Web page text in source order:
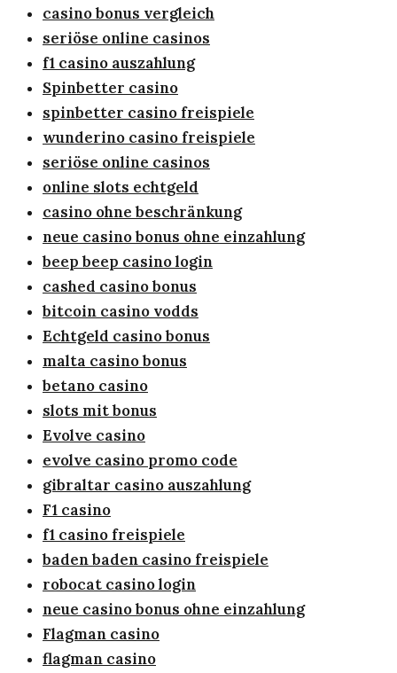
casino bonus vergleich
seriöse online casinos
f1 casino auszahlung
Spinbetter casino
spinbetter casino freispiele
wunderino casino freispiele
seriöse online casinos
online slots echtgeld
casino ohne beschränkung
neue casino bonus ohne einzahlung
beep beep casino login
cashed casino bonus
bitcoin casino vodds
Echtgeld casino bonus
malta casino bonus
betano casino
slots mit bonus
Evolve casino
evolve casino promo code
gibraltar casino auszahlung
F1 casino
f1 casino freispiele
baden baden casino freispiele
robocat casino login
neue casino bonus ohne einzahlung
Flagman casino
flagman casino